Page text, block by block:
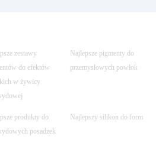
zestawy
do efektów
w żywicy
Najlepsze pigmenty do
przemysłowych powłok
produkty do
posadzek
Najlepszy silikon do form